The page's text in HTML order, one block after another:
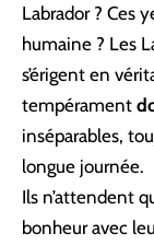
Labrador ? Ces
humaine ? Les
s’érigent en
tempérament
inséparables,
longue journée.
Ils n’attendent
bonheur avec